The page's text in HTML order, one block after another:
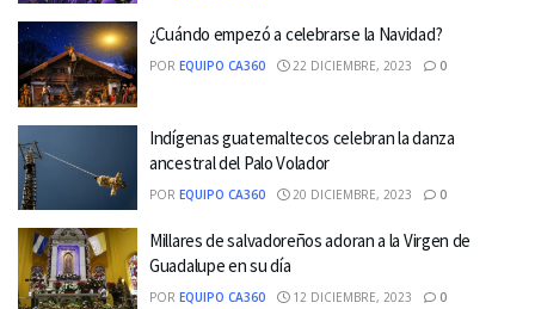
¿Cuándo empezó a celebrarse la Navidad?
POR EQUIPO CA360 22 DICIEMBRE, 2023 0
Indígenas guatemaltecos celebran la danza
ancestral del Palo Volador
POR EQUIPO CA360 20 DICIEMBRE, 2023 0
Millares de salvadoreños adoran a la Virgen de
Guadalupe en su día
POR EQUIPO CA360 12 DICIEMBRE, 2023 0